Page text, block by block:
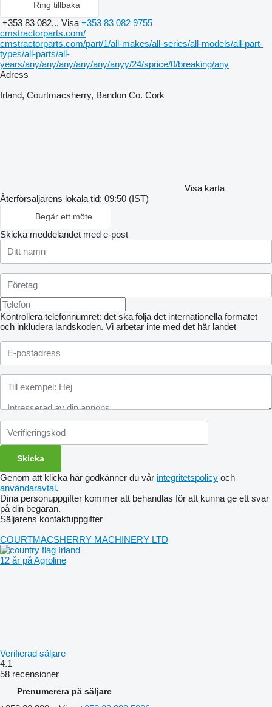
Ring tillbaka
+353 83 082... Visa +353 83 082 9755
cmstractorparts.com/
cmstractorparts.com/part/1/all-makes/all-series/all-models/all-part-
types/all-parts/all-
years/any/any/any/any/any/anyy/24/sprice/0/breaking/any
Adress
Irland, Courtmacsherry, Bandon Co. Cork
Visa karta
Återförsäljarens lokala tid: 09:50 (IST)
Begär ett möte
Skicka meddelandet med e-post
Kontrollera telefonnumret: det ska följa det internationella formatet
och inkludera landskoden. Vi arbetar inte med det här landet
Genom att klicka här godkänner du vår integritetspolicy och
användaravtal.
Dina personuppgifter kommer att behandlas för att kunna ge ett svar
på din begäran.
Säljarens kontaktuppgifter
COURTMACSHERRY MACHINERY LTD
Irland
12 år på Agroline
Verifierad säljare
4.1
58 recensioner
Prenumerera på säljare